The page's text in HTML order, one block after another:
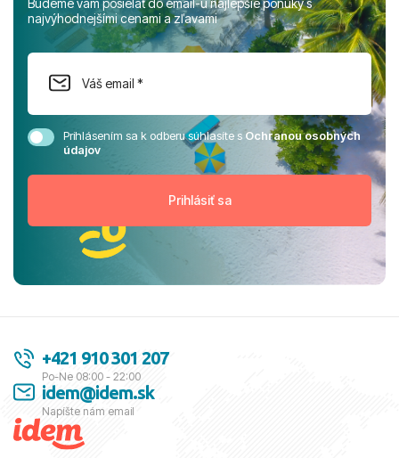
najvýhodnejšími cenami a zľavami
Prihlásením sa k odberu súhlasíte sOchranou osobných
údajov
+421 910 301 207
Po-Ne 08:00 - 22:00
idem@idem.sk
Napíšte nám email